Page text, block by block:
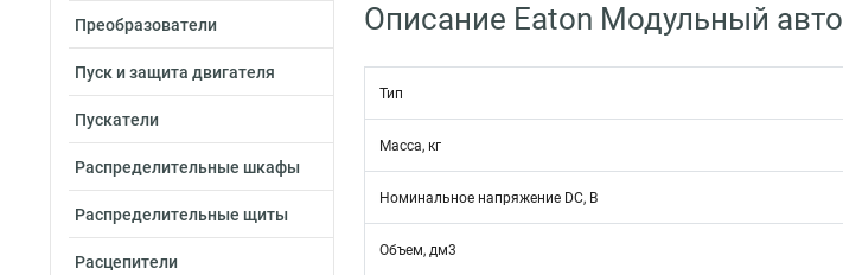
Преобразователи
Пуск и защита двигателя
Пускатели
Распределительные шкафы
Распределительные щиты
Расцепители
Описание Eaton Модульный
Тип
Масса, кг
Номинальное напряжение DC, В
Объем, дм3